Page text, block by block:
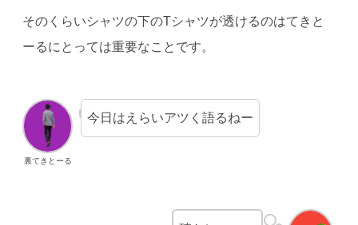
そのくらいシャツの下のTシャツが透けるのはてきと
ーるにとっては重要なことです。
裏てきとーる
今日はえらいアツく語るねー